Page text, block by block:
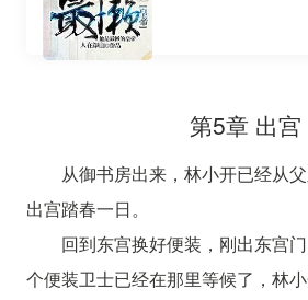
第5章 出宫
从御书房出来，林小开已经从
出宫踏春一日。
回到东宫换好便装，刚出东宫
个便装卫士已经在那里等候了，林